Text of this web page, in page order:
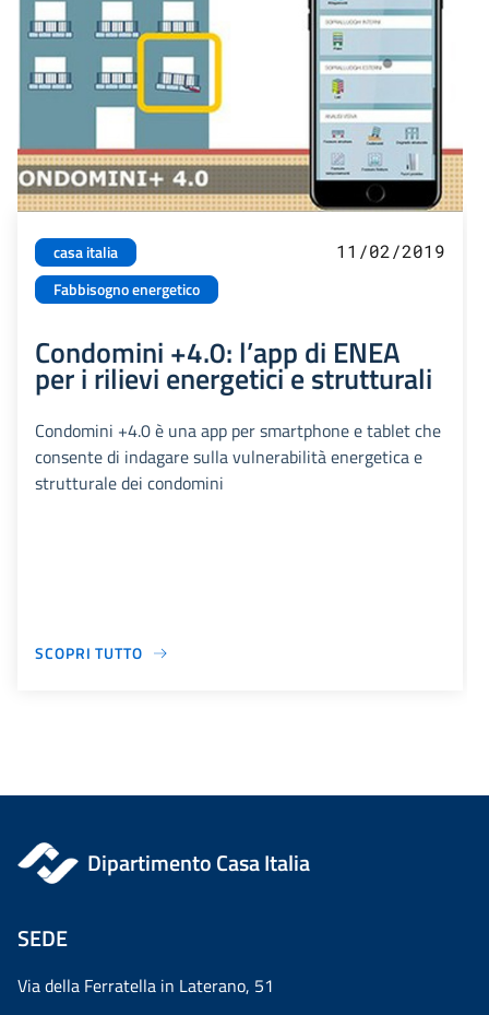
casa italia
Fabbisogno energetico
11/02/2019
Condomini +4.0: l’app di ENEA
per i rilievi energetici e strutturali
Condomini +4.0 è una app per smartphone e tablet che
consente di indagare sulla vulnerabilità energetica e
strutturale dei condomini
SCOPRI TUTTO
Dipartimento Casa Italia
SEDE
Via della Ferratella in Laterano, 51